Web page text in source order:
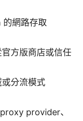
的網路存取
方版商店或信任
分流模式
provider、